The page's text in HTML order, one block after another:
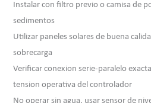
Instalar con filtro previo o camisa de
sedimentos
Utilizar paneles solares de buena
sobrecarga
Verificar conexion serie-paralelo
tension operativa del controlador
No operar sin agua, usar sensor de